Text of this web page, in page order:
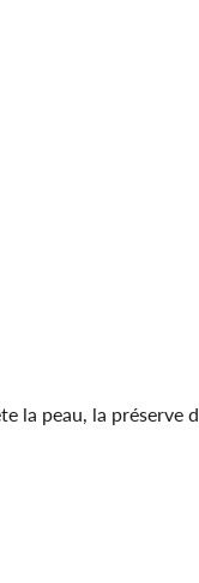
la peau, la préserve